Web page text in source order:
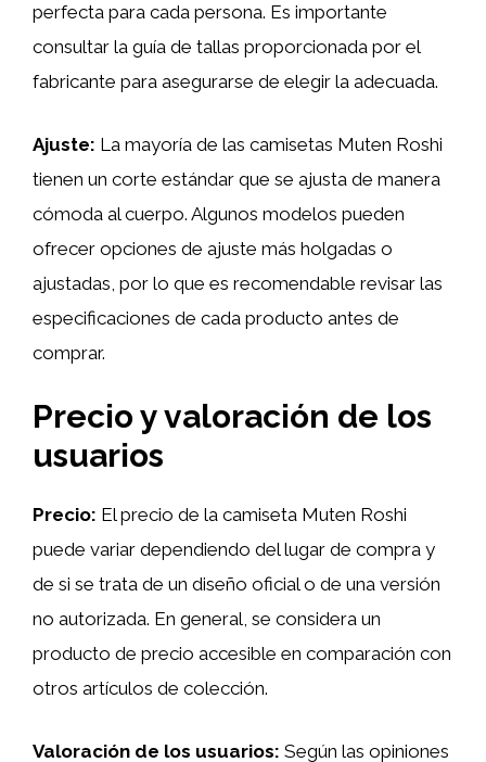
perfecta para cada persona. Es importante
consultar la guía de tallas proporcionada por el
fabricante para asegurarse de elegir la adecuada.
Ajuste: La mayoría de las camisetas Muten Roshi
tienen un corte estándar que se ajusta de manera
cómoda al cuerpo. Algunos modelos pueden
ofrecer opciones de ajuste más holgadas o
ajustadas, por lo que es recomendable revisar las
especificaciones de cada producto antes de
comprar.
Precio y valoración de los
usuarios
Precio: El precio de la camiseta Muten Roshi
puede variar dependiendo del lugar de compra y
de si se trata de un diseño oficial o de una versión
no autorizada. En general, se considera un
producto de precio accesible en comparación con
otros artículos de colección.
Valoración de los usuarios: Según las opiniones